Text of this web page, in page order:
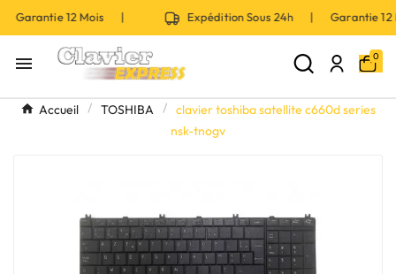
Garantie 12 Mois | Expédition Sous 24h | Garantie
 0
Accueil TOSHIBA
clavier toshiba satellite c660d series
nsk-tnogv